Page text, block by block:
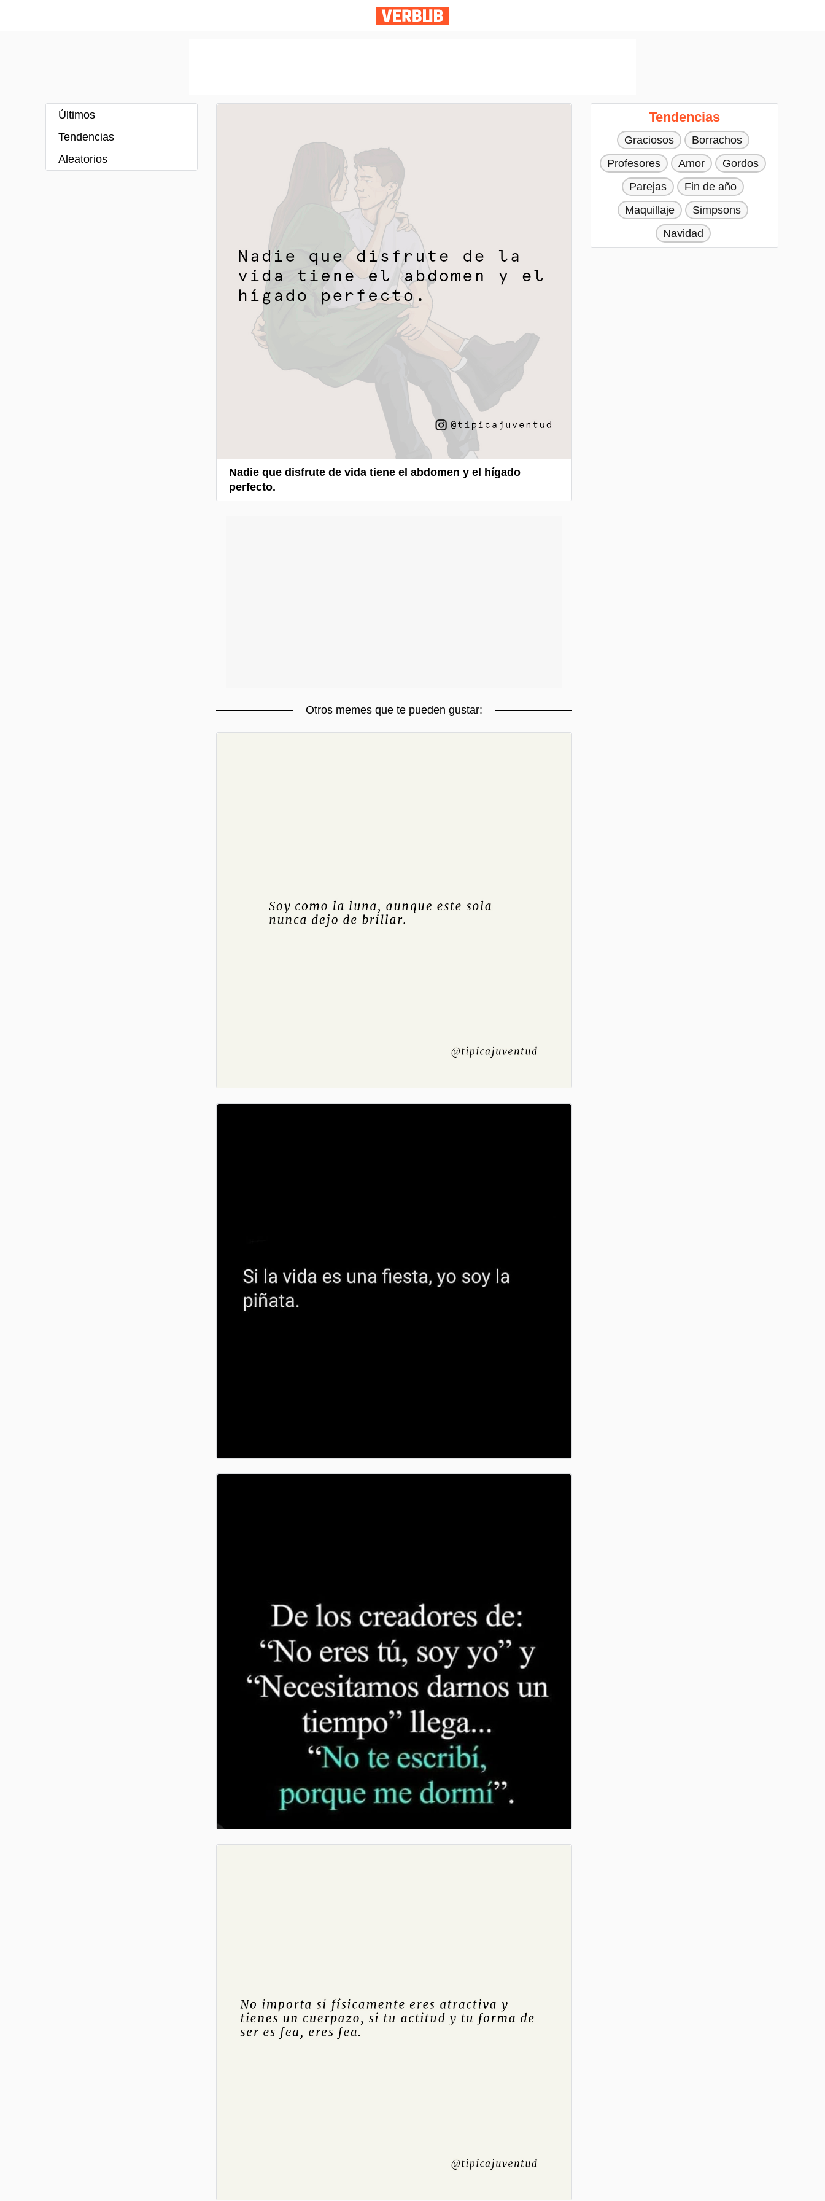
Últimos
Tendencias
Aleatorios
Nadie que disfrute de vida tiene el abdomen y el hígado
perfecto.
Otros memes que te pueden gustar:
Tendencias
Graciosos
Borrachos
Profesores
Amor
Gordos
Parejas
Fin de año
Maquillaje
Simpsons
Navidad